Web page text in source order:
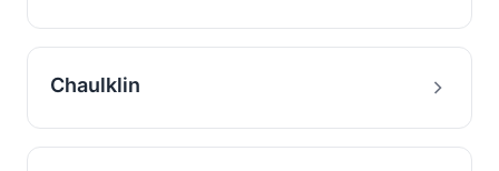
Chaulklin